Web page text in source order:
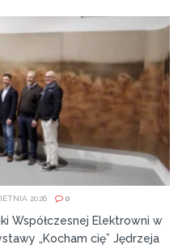
2026 0
Współczesnej Elektrowni w
„Kocham cię” Jędrzeja